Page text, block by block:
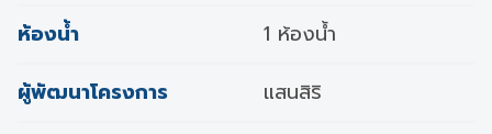
ห้องน้ำ
1 ห้องน้ำ
ผู้พัฒนาโครงการ
แสนสิริ